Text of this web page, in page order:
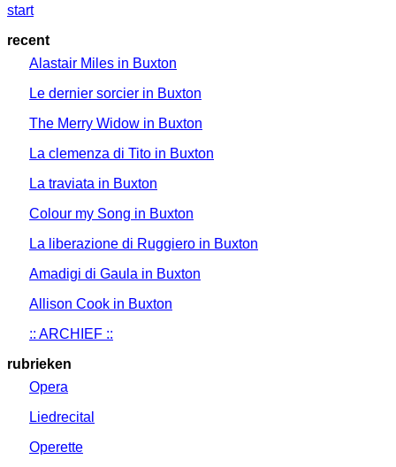
start
recent
Alastair Miles in Buxton
Le dernier sorcier in Buxton
The Merry Widow in Buxton
La clemenza di Tito in Buxton
La traviata in Buxton
Colour my Song in Buxton
La liberazione di Ruggiero in Buxton
Amadigi di Gaula in Buxton
Allison Cook in Buxton
:: ARCHIEF ::
rubrieken
Opera
Liedrecital
Operette